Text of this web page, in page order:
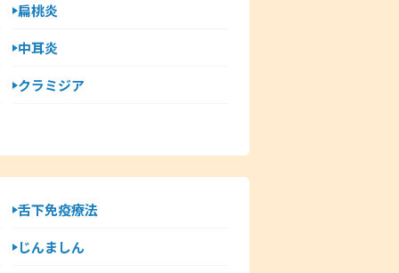
扁桃炎
中耳炎
クラミジア
舌下免疫療法
じんましん